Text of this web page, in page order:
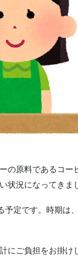
の原料であるコー
状況になってきま
定です。時期は
にご負担をお掛け